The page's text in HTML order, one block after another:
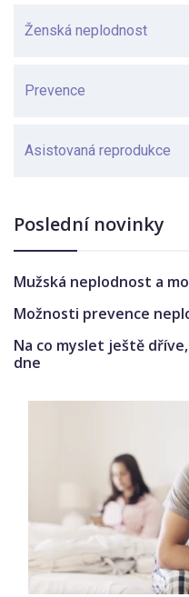
Ženská neplodnost
Prevence
Asistovaná reprodukce
Poslední novinky
Mužská neplodnost a
Možnosti prevence
Na co myslet ještě
dne